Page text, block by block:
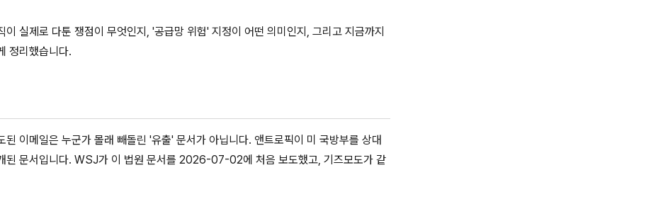
실제로 다툰 쟁점이 무엇인지, '공급망 위험' 지정이 어떤 의미인지, 그리고 지금까지
정리했습니다.
이메일은 누군가 몰래 빼돌린 '유출' 문서가 아닙니다. 앤트로픽이 미 국방부를 상대
된 문서입니다. WSJ가 이 법원 문서를 2026-07-02에 처음 보도했고, 기즈모도가 같